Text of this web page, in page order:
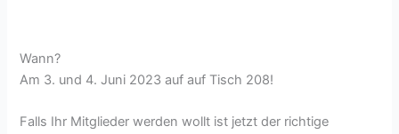
Wann?
Am 3. und 4. Juni 2023 auf auf Tisch 208!
Falls Ihr Mitglieder werden wollt ist jetzt der richtige